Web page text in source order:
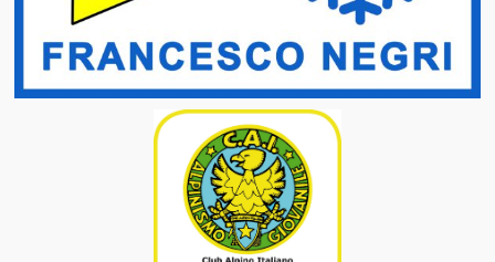
Gruppo Giovani CAI Rimini
La Rubrica del Fisioterapista
Gruppo Sentieristica CAI Rimini